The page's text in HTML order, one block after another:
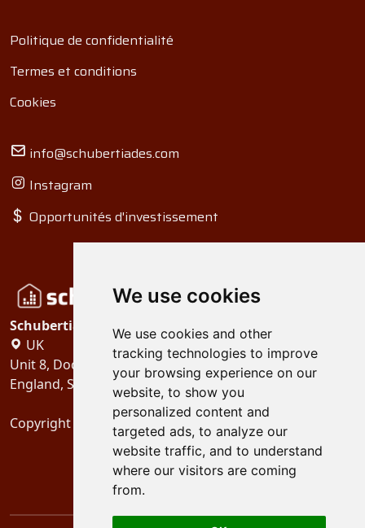
We use cookies
We use cookies and other
tracking technologies to improve
your browsing experience on our
website, to show you
personalized content and
targeted ads, to analyze our
website traffic, and to understand
where our visitors are coming
from.
Politique de confidentialité
Termes et conditions
Cookies
info@schubertiades.com
Instagram
Opportunités d'investissement
Schubertiades, Ltd.
UK
Unit 8, Dock Offices, Surrey Quays Road, London
England, SE16 2XU
Copyright 2024 Schubertiades, Ltd.